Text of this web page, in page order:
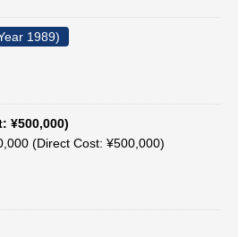
1989)
¥500,000)
(Direct Cost: ¥500,000)